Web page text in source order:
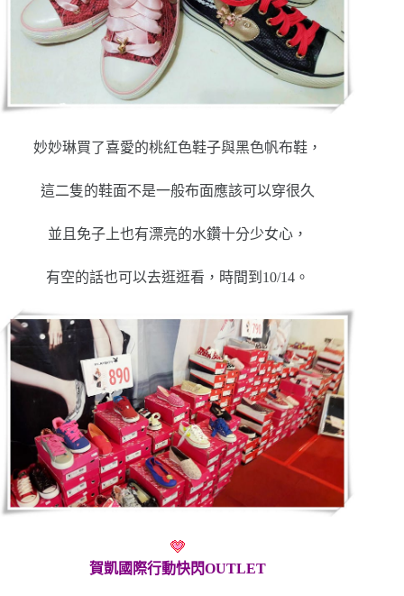
妙妙琳買了喜愛的桃紅色鞋子與黑色帆布鞋，
這二隻的鞋面不是一般布面應該可以穿很久
並且免子上也有漂亮的水鑽十分少女心，
有空的話也可以去逛逛看，時間到10/14。
賀凱國際行動快閃OUTLET